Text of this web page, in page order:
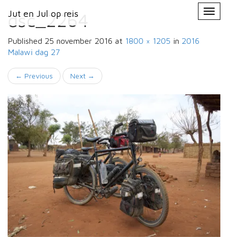
Jut en Jul op reis
Primary
Menu
Jut en Jul op reis
dsc_2264
Published 25 november 2016 at 1800 × 1205 in 2016
Malawi dag 27
← Previous Next →